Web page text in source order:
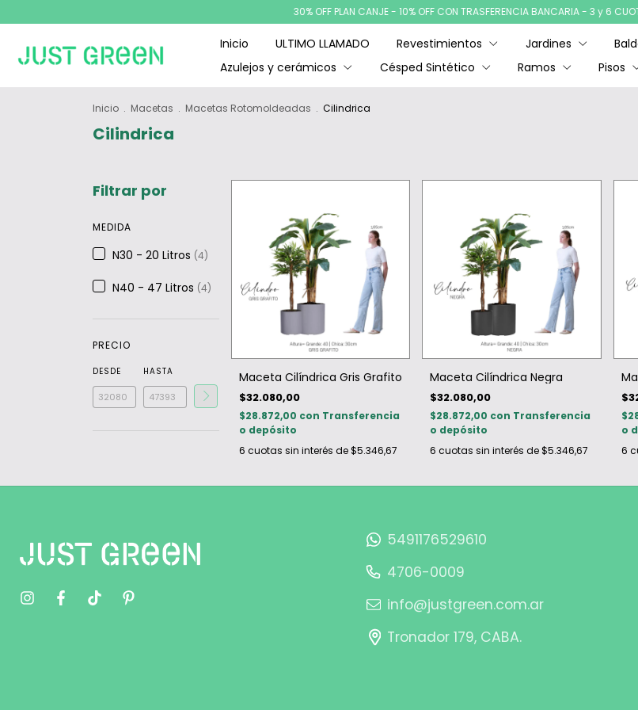
30% OFF PLAN CANJE - 10% OFF CON TRASFERENCIA BANCARIA - 3 y 6
Inicio ULTIMO LLAMADO Revestimientos Jardines
Azulejos y cerámicos
Césped Sintético Ramos Pisos
Inicio . Macetas . Macetas Rotomoldeadas . Cilindrica
Cilindrica
Filtrar por
MEDIDA
N30 - 20 Litros (4)
N40 - 47 Litros (4)
PRECIO
DESDE HASTA Maceta Cilíndrica Gris Grafito
$32.080,00
$28.872,00 con Transferencia
o depósito
6 cuotas sin interés de$5.346,67
Maceta Cilíndrica Negra
$32.080,00
$28.872,00 con Transferencia
o depósito
6 cuotas sin interés de$5.346,67
o
6
5491176529610
4706-0009
info@justgreen.com.ar
Tronador 179, CABA.